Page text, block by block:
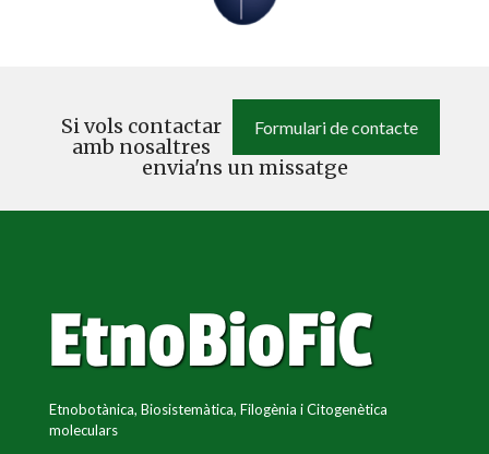
Formulari de contacte
Si vols contactar
amb nosaltres
envia'ns un missatge
Etnobotànica, Biosistemàtica, Filogènia i Citogenètica
moleculars